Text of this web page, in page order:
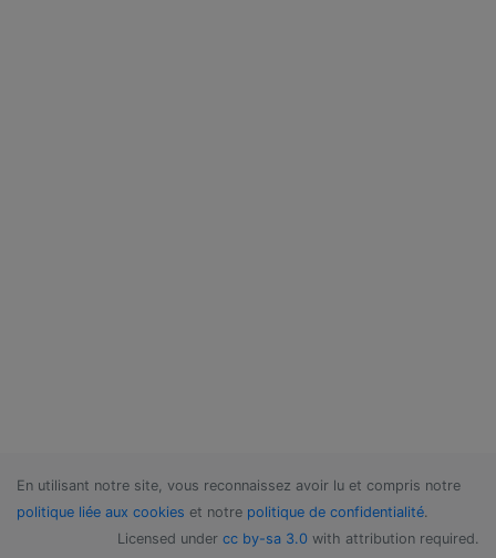
En utilisant notre site, vous reconnaissez avoir lu et compris notre
politique liée aux cookies et notre politique de confidentialité.
Licensed under cc by-sa 3.0 with attribution required.